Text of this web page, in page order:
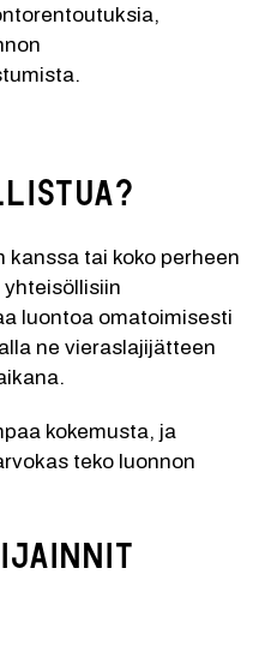
kanssa tai koko perheen
luontoa omatoimisesti
ne vieraslajijätteen
kokemusta, ja
teko luonnon